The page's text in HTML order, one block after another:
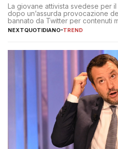
La giovane attivista svedese per
dopo un’assurda provocazione
bannato da Twitter per contenuti
di Elon Musk
NEXTQUOTIDIANO-TREND